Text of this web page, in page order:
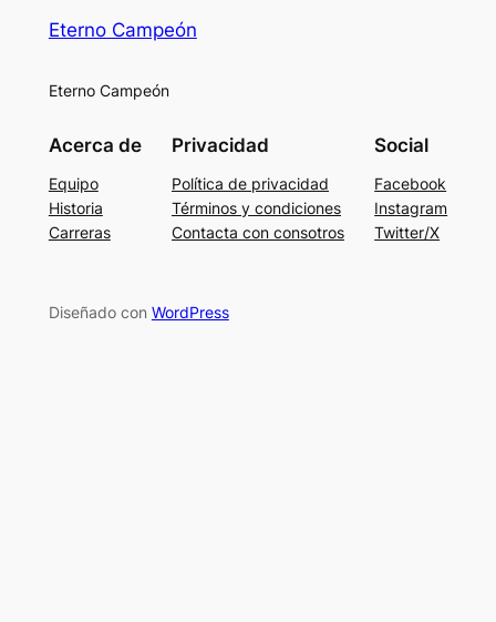
Eterno Campeón
Eterno Campeón
Acerca de
Equipo
Historia
Carreras
Privacidad
Política de privacidad
Términos y condiciones
Contacta con consotros
Social
Facebook
Instagram
Twitter/X
Diseñado con WordPress